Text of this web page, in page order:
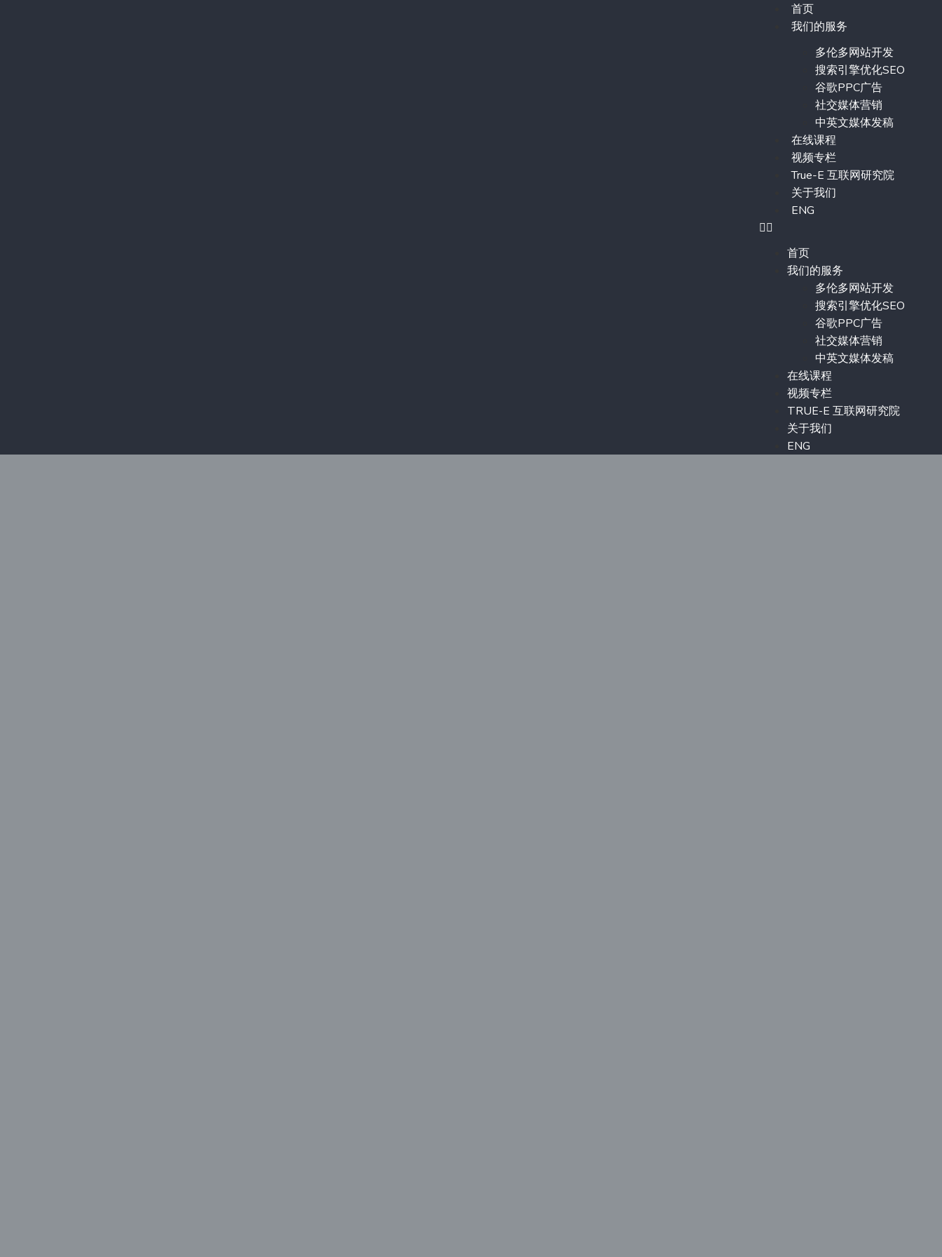
首页
我们的服务
多伦多网站开发
搜索引擎优化SEO
谷歌PPC广告
社交媒体营销
中英文媒体发稿
在线课程
视频专栏
True-E 互联网研究院
关于我们
ENG
首页
我们的服务
多伦多网站开发
搜索引擎优化SEO
谷歌PPC广告
社交媒体营销
中英文媒体发稿
在线课程
视频专栏
TRUE-E 互联网研究院
关于我们
ENG